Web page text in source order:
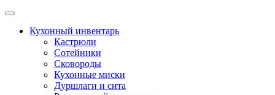
Skip
contentКухонный инвентарь
Кастрюли
Сотейники
Сковороды
Кухонные миски
Дуршлаги и сита